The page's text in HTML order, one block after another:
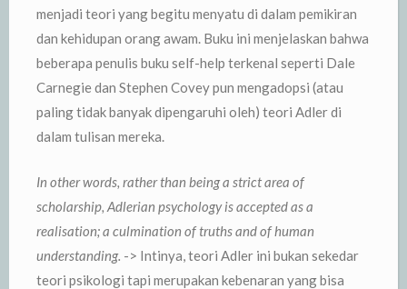
menjadi teori yang begitu menyatu di dalam pemikiran
dan kehidupan orang awam. Buku ini menjelaskan bahwa
beberapa penulis buku self-help terkenal seperti Dale
Carnegie dan Stephen Covey pun mengadopsi (atau
paling tidak banyak dipengaruhi oleh) teori Adler di
dalam tulisan mereka.
In other words, rather than being a strict area of
scholarship, Adlerian psychology is accepted as a
realisation; a culmination of truths and of human
understanding. -> Intinya, teori Adler ini bukan sekedar
teori psikologi tapi merupakan kebenaran yang bisa